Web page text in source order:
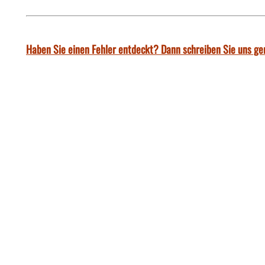
Haben Sie einen Fehler entdeckt? Dann schreiben Sie uns